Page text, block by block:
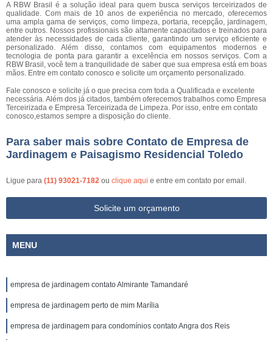
A RBW Brasil é a solução ideal para quem busca serviços terceirizados de
qualidade. Com mais de 10 anos de experiência no mercado, oferecemos
uma ampla gama de serviços, como limpeza, portaria, recepção, jardinagem,
entre outros. Nossos profissionais são altamente capacitados e treinados para
atender às necessidades de cada cliente, garantindo um serviço eficiente e
personalizado. Além disso, contamos com equipamentos modernos e
tecnologia de ponta para garantir a excelência em nossos serviços. Com a
RBW Brasil, você tem a tranquilidade de saber que sua empresa está em boas
mãos. Entre em contato conosco e solicite um orçamento personalizado.
Fale conosco e solicite já o que precisa com toda a Qualificada e excelente
necessária. Além dos já citados, também oferecemos trabalhos como Empresa
Terceirizada e Empresa Terceirizada de Limpeza. Por isso, entre em contato
conosco,estamos sempre a disposição do cliente.
Para saber mais sobre Contato de Empresa de
Jardinagem e Paisagismo Residencial Toledo
Ligue para (11) 93021-7182 ou clique aqui e entre em contato por email.
Solicite um orçamento
MENU
empresa de jardinagem contato Almirante Tamandaré
empresa de jardinagem perto de mim Marília
empresa de jardinagem para condomínios contato Angra dos Reis